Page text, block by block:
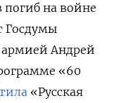
погиб на войне
Госдумы
Андрей
«60
«Русская